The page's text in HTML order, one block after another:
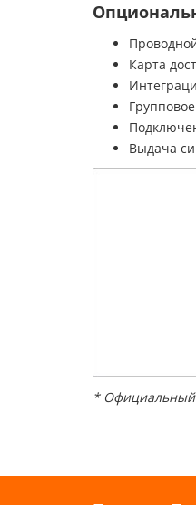
Карта
Выдача
* Официальный